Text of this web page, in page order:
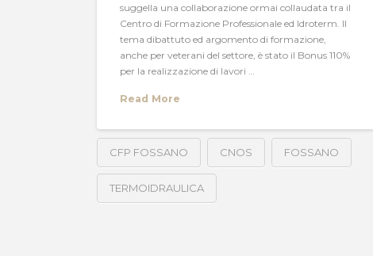
suggella una collaborazione ormai collaudata tra il
Centro di Formazione Professionale ed Idroterm. Il
tema dibattuto ed argomento di formazione,
anche per veterani del settore, è stato il Bonus 110%
per la realizzazione di lavori …
Read More
CFP FOSSANO CNOS FOSSANO
TERMOIDRAULICA